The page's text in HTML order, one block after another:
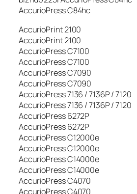
AccurioPress C84hc
AccurioPrint 2100
AccurioPrint 2100
AccurioPress C7100
AccurioPress C7100
AccurioPress C7090
AccurioPress C7090
AccurioPress 7136 / 7136P / 7120
AccurioPress 7136 / 7136P / 7120
AccurioPress 6272P
AccurioPress 6272P
AccurioPress C12000e
AccurioPress C12000e
AccurioPress C14000e
AccurioPress C14000e
AccurioPress C4070
AccurioPress C4070